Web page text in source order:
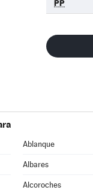
PP
Ablanque
Albares
Alcoroches